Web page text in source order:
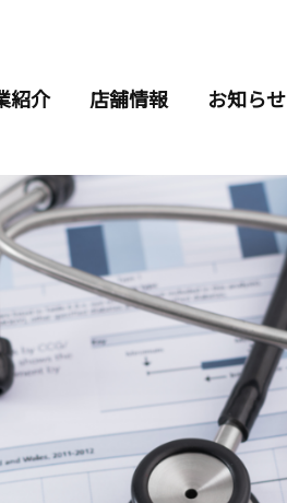
紹介 店舗情報 お知らせ